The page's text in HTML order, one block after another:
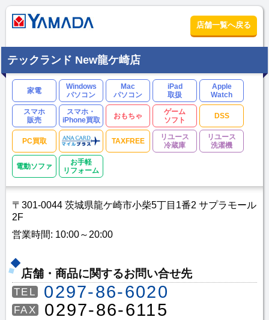
店舗一覧へ戻る
テックランド New龍ケ崎店
家電
Windows
パソコン
Mac
パソコン
iPad
取扱
Apple
Watch
スマホ
販売
スマホ・
iPhone買取
おもちゃ
ゲーム
ソフト
DSS
PC買取 TAXFREE
リユース
冷蔵庫
リユース
洗濯機
電動ソファ
お手軽
リフォーム
〒301-0044 茨城県龍ケ崎市小柴5丁目1番2 サプラモール
2F
営業時間: 10:00～20:00
店舗・商品に関するお問い合せ先
TEL 0297-86-6020
FAX 0297-86-6115